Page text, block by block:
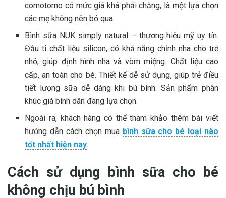
comotomo có mức giá khá phải chăng, là một lựa chọn
các mẹ không nên bỏ qua.
Bình sữa NUK simply natural – thương hiệu mỹ uy tín.
Đầu ti chất liệu silicon, có khả năng chỉnh nha cho trẻ
nhỏ, giúp định hình nha và vòm miệng. Chất liệu cao
cấp, an toàn cho bé. Thiết kế dễ sử dụng, giúp trẻ điều
tiết lượng sữa dễ dàng khi bú bình. Sản phẩm phân
khúc giá bình dân đáng lựa chọn.
Ngoài ra, khách hàng có thể tham khảo thêm bài viết
hướng dẫn cách chọn mua bình sữa cho bé loại nào
tốt nhất hiện nay.
Cách sử dụng bình sữa cho bé
không chịu bú bình